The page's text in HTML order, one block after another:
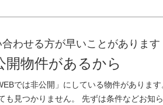
わせる方が早いことがあります
開物件があるから
では非公開」にしている物件があります
も見つかりません。 先ずは条件などお知